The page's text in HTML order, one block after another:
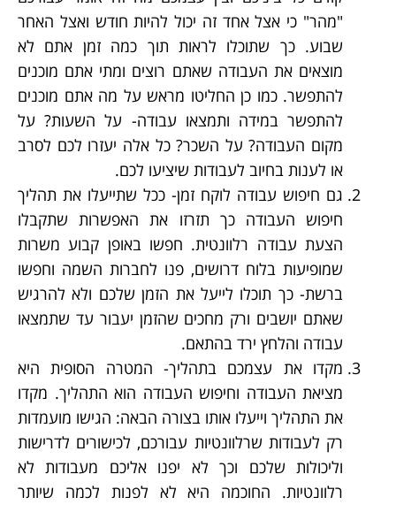
"מהר" כי אצל אחד זה יכול להיות חודש ואצל האחר
שבוע. כך שתוכלו לראות תוך כמה זמן אתם לא
מוצאים את העבודה שאתם רוצים ומתי אתם מוכנים
להתפשר. כמו כן החליטו מראש על מה אתם מוכנים
להתפשר במידה ותמצאו עבודה- על השעות? על
מקום העבודה? על השכר? כל אלה יעזרו לכם לסרב
או לענות בחיוב לעבודות שיציעו לכם.
גם חיפוש עבודה לוקח זמן- ככל שתייעלו את תהליך
חיפוש העבודה כך תזרזו את האפשרות שתקבלו
הצעת עבודה רלוונטית. חפשו באופן קבוע משרות
שמופיעות בלוח דרושים, פנו לחברות השמה וחפשו
ברשת- כך תוכלו לייעל את הזמן שלכם ולא להרגיש
שאתם יושבים ורק מחכים שהזמן יעבור עד שתמצאו
עבודה והלחץ ירד בהתאם.
מקדו את עצמכם בתהליך- המטרה הסופית היא
מציאת העבודה וחיפוש העבודה הוא התהליך. מקדו
את התהליך וייעלו אותו בצורה הבאה: הגישו מועמדות
רק לעבודות שרלוונטיות עבורכם, לכישורים לדרישות
וליכולות שלכם וכך לא יפנו אליכם מעבודות לא
רלוונטיות. החוכמה היא לא לפנות לכמה שיותר